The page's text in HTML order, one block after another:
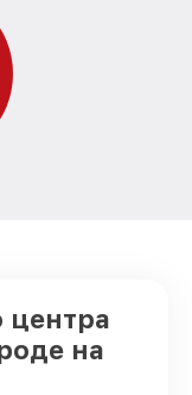
центра
на